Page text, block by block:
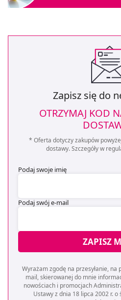
Zapisz się do
OTRZYMAJ KOD
* Oferta dotyczy zakupów
dostawy. Szczegóły w
Podaj swoje imię
Podaj swój e-mail
ZAPISZ
Wyrażam zgodę na przesyłanie,
mail, skierowanej do mnie
nowościach i promocjach
Ustawy z dnia 18 lipca 2002 r. o